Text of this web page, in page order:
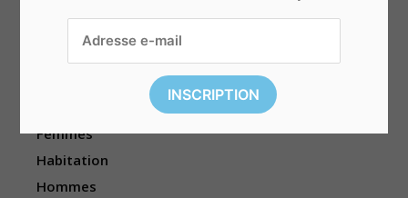
Femmes
Habitation
Hommes